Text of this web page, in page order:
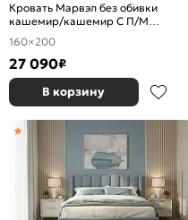
Кровать Марвэл без обивки
кашемир/кашемир С П/М
1600x2000, ортопедическое
основание, изголовье жесткое
160×200
27 090₽
В корзину